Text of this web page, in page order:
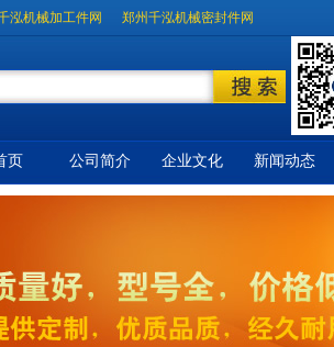
泓机械加工件网 郑州千泓机械密封件网
页 公司简介 企业文化 新闻动态